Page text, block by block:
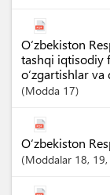
O‘zbekiston
tashqi iqtisodiy
o‘zgartishlar
Modda 17
O‘zbekiston
Moddalar 18, 19